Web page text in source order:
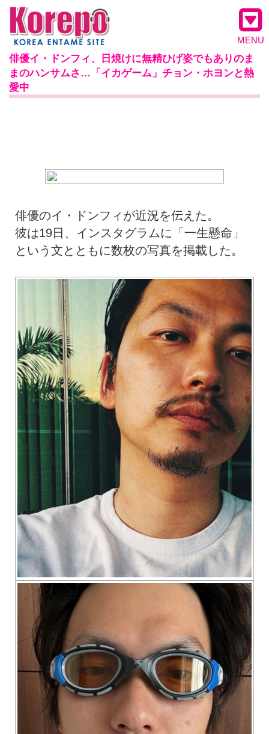
MENU
俳優イ・ドンフィ、日焼けに無精ひげ姿でもありのま
まのハンサムさ…「イカゲーム」チョン・ホヨンと熱
愛中
俳優のイ・ドンフィが近況を伝えた。
彼は19日、インスタグラムに「一生懸命」
という文とともに数枚の写真を掲載した。